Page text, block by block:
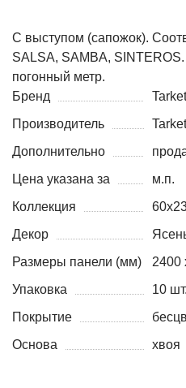
С выступом (сапожок).
SALSA, SAMBA,
погонный метр.
Бренд
Производитель
Дополнительно
Цена указана за
м.п.
Коллекция
Декор
Размеры панели (мм)
2400
Упаковка
10
Покрытие
Основа
хвоя